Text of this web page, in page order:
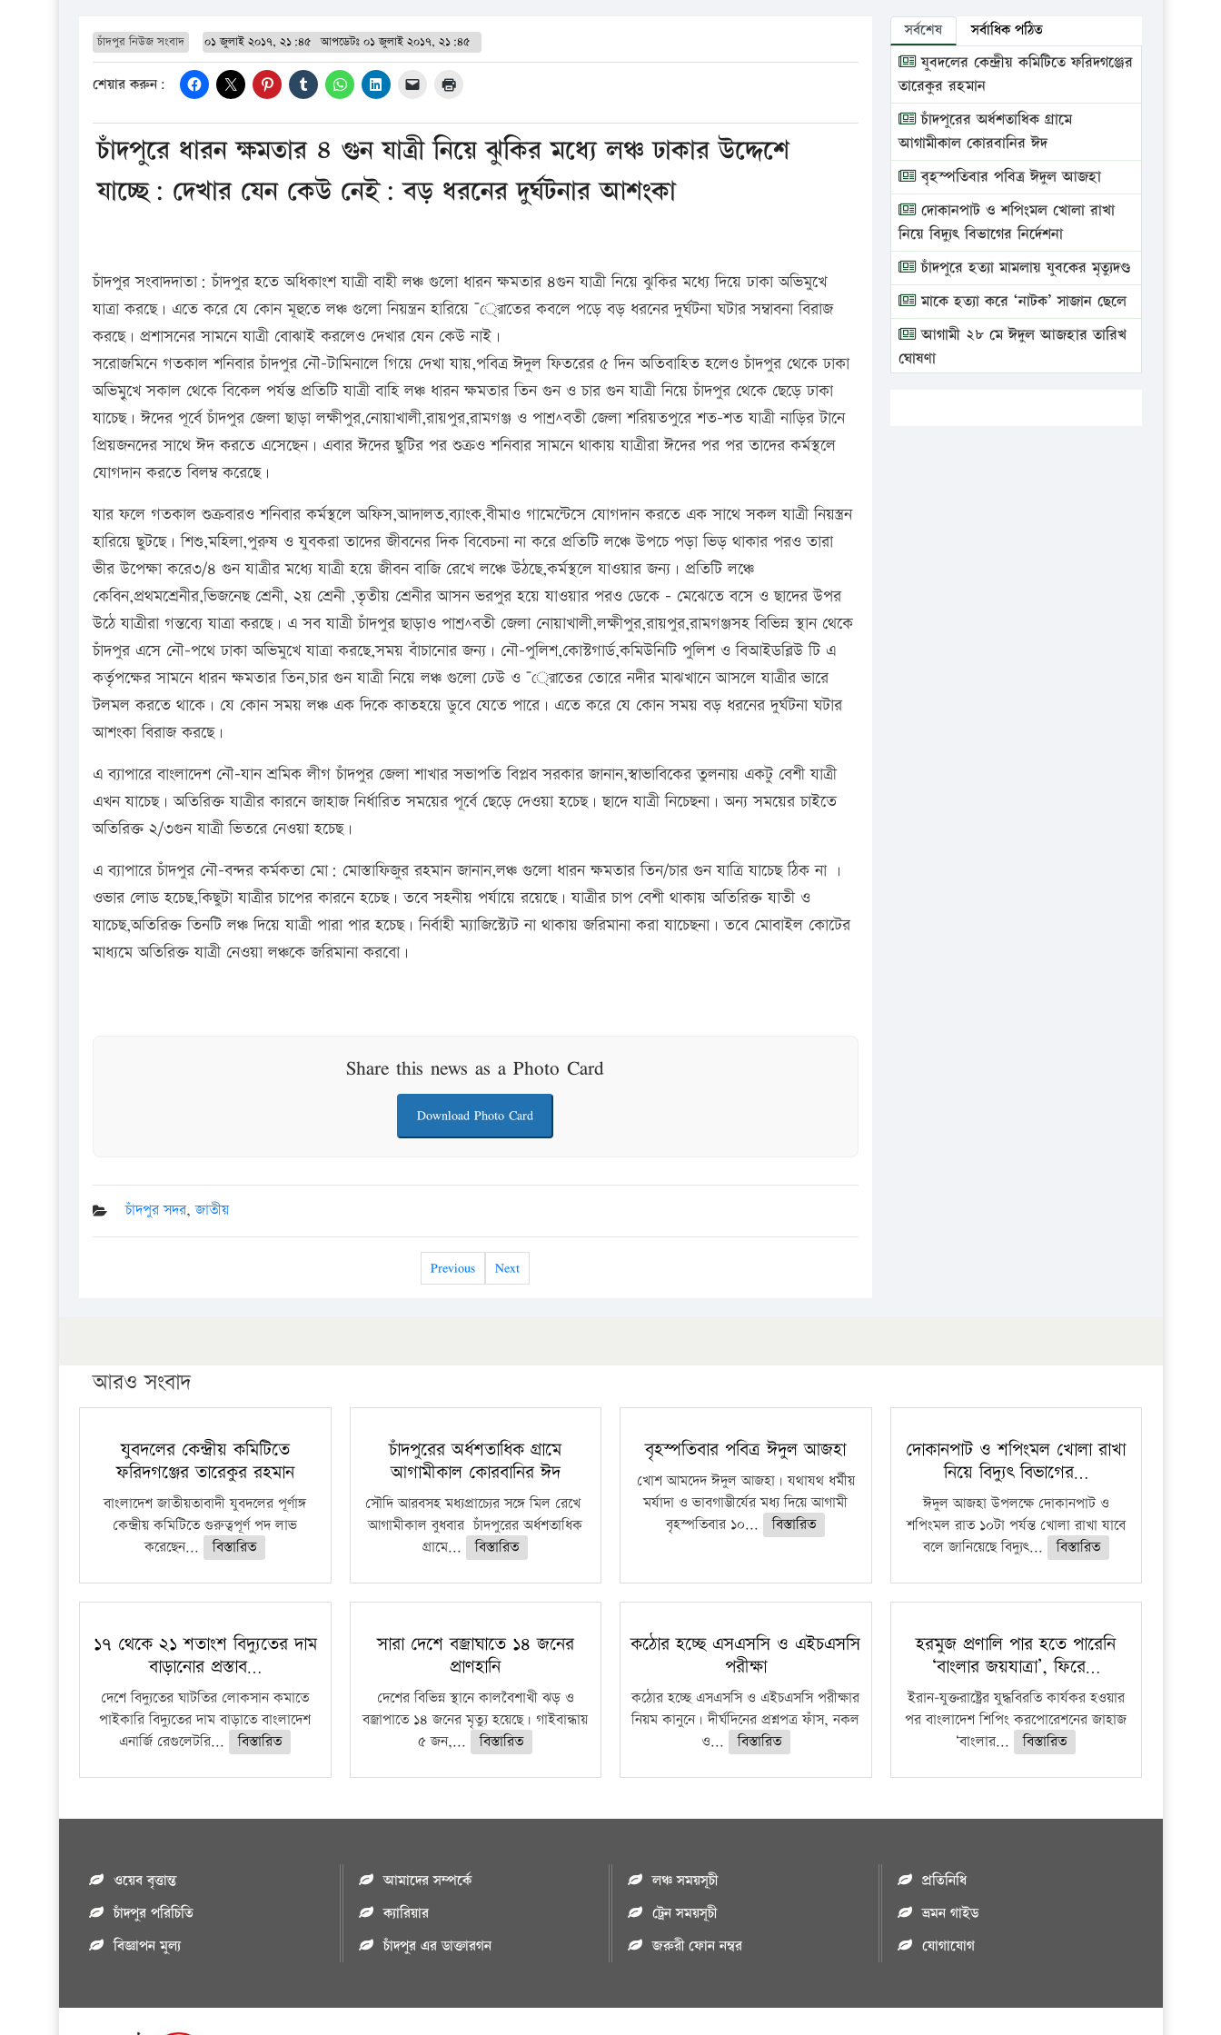
চাঁদপুর নিউজ সংবাদ ০১ জুলাই ২০১৭, ২১:৪৫ আপডেটঃ ০১ জুলাই ২০১৭, ২১:৪৫
শেয়ার করুন:
চাঁদপুরে ধারন ক্ষমতার ৪ গুন যাত্রী নিয়ে ঝুকির মধ্যে লঞ্চ ঢাকার উদ্দেশে
যাচ্ছে: দেখার যেন কেউ নেই: বড় ধরনের দুর্ঘটনার আশংকা
চাঁদপুর সংবাদদাতা: চাঁদপুর হতে অধিকাংশ যাত্রী বাহী লঞ্চ গুলো ধারন ক্ষমতার ৪গুন যাত্রী নিয়ে ঝুকির মধ্যে দিয়ে ঢাকা অভিমুখে
যাত্রা করছে। এতে করে যে কোন মূহুতে লঞ্চ গুলো নিয়ন্ত্রন হারিয়ে ¯্রােতের কবলে পড়ে বড় ধরনের দুর্ঘটনা ঘটার সম্বাবনা বিরাজ
করছে। প্রশাসনের সামনে যাত্রী বোঝাই করলেও দেখার যেন কেউ নাই।
সরোজমিনে গতকাল শনিবার চাঁদপুর নৌ-টামিনালে গিয়ে দেখা যায়,পবিত্র ঈদুল ফিতরের ৫ দিন অতিবাহিত হলেও চাঁদপুর থেকে ঢাকা
অভিমুৃখে সকাল থেকে বিকেল পর্যন্ত প্রতিটি যাত্রী বাহি লঞ্চ ধারন ক্ষমতার তিন গুন ও চার গুন যাত্রী নিয়ে চাঁদপুর থেকে ছেড়ে ঢাকা
যাচেছ। ঈদের পূর্বে চাঁদপুর জেলা ছাড়া লক্ষীপুর,নোয়াখালী,রায়পুর,রামগঞ্জ ও পাশর্^বতী জেলা শরিয়তপুরে শত-শত যাত্রী নাড়ির টানে
প্রিয়জনদের সাথে ঈদ করতে এসেছেন। এবার ঈদের ছুটির পর শুক্রও শনিবার সামনে থাকায় যাত্রীরা ঈদের পর পর তাদের কর্মস্থলে
যোগদান করতে বিলম্ব করেছে।
যার ফলে গতকাল শুক্রবারও শনিবার কর্মস্থলে অফিস,আদালত,ব্যাংক,বীমাও গামেন্টেসে যোগদান করতে এক সাথে সকল যাত্রী নিয়স্ত্রন
হারিয়ে ছুটছে। শিশু,মহিলা,পুরুষ ও যুবকরা তাদের জীবনের দিক বিবেচনা না করে প্রতিটি লঞ্চে উপচে পড়া ভিড় থাকার পরও তারা
ভীর উপেক্ষা করে৩/৪ গুন যাত্রীর মধ্যে যাত্রী হয়ে জীবন বাজি রেখে লঞ্চে উঠছে,কর্মস্থলে যাওয়ার জন্য। প্রতিটি লঞ্চে
কেবিন,প্রথমশ্রেনীর,ভিজনেছ শ্রেনী, ২য় শ্রেনী ,তৃতীয় শ্রেনীর আসন ভরপুর হয়ে যাওয়ার পরও ডেকে – মেঝেতে বসে ও ছাদের উপর
উঠে যাত্রীরা গন্তব্যে যাত্রা করছে। এ সব যাত্রী চাঁদপুর ছাড়াও পাশর্^বতী জেলা নোয়াখালী,লক্ষীপুর,রায়পুর,রামগঞ্জসহ বিভিন্ন স্থান থেকে
চাঁদপুর এসে নৌ-পথে ঢাকা অভিমুখে যাত্রা করছে,সময় বাঁচানোর জন্য। নৌ-পুলিশ,কোস্টগার্ড,কমিউনিটি পুলিশ ও বিআইডব্লিউ টি এ
কর্তৃপক্ষের সামনে ধারন ক্ষমতার তিন,চার গুন যাত্রী নিয়ে লঞ্চ গুলো ঢেউ ও ¯্রােতের তোরে নদীর মাঝখানে আসলে যাত্রীর ভারে
টলমল করতে থাকে। যে কোন সময় লঞ্চ এক দিকে কাতহয়ে ডুবে যেতে পারে। এতে করে যে কোন সময় বড় ধরনের দুর্ঘটনা ঘটার
আশংকা বিরাজ করছে।
এ ব্যাপারে বাংলাদেশ নৌ-যান শ্রমিক লীগ চাঁদপুর জেলা শাখার সভাপতি বিপ্লব সরকার জানান,স্বাভাবিকের তুলনায় একটু বেশী যাত্রী
এখন যাচেছ। অতিরিক্ত যাত্রীর কারনে জাহাজ নির্ধারিত সময়ের পূর্বে ছেড়ে দেওয়া হচেছ। ছাদে যাত্রী নিচেছনা। অন্য সময়ের চাইতে
অতিরিক্ত ২/৩গুন যাত্রী ভিতরে নেওয়া হচেছ।
এ ব্যাপারে চাঁদপুর নৌ-বন্দর কর্মকতা মো: মোস্তাফিজুর রহমান জানান,লঞ্চ গুলো ধারন ক্ষমতার তিন/চার গুন যাত্রি যাচেছ ঠিক না ।
ওভার লোড হচেছ,কিছুটা যাত্রীর চাপের কারনে হচেছ। তবে সহনীয় পর্যায়ে রয়েছে। যাত্রীর চাপ বেশী থাকায় অতিরিক্ত যাতী ও
যাচেছ,অতিরিক্ত তিনটি লঞ্চ দিয়ে যাত্রী পারা পার হচেছ। নির্বাহী ম্যাজিস্ট্যেট না থাকায় জরিমানা করা যাচেছনা। তবে মোবাইল কোটের
মাধ্যমে অতিরিক্ত যাত্রী নেওয়া লঞ্চকে জরিমানা করবো।
Share this news as a Photo Card
Download Photo Card
চাঁদপুর সদর,জাতীয়
Previous Next
সর্বশেষ সর্বাধিক পঠিত
যুবদলের কেন্দ্রীয় কমিটিতে ফরিদগঞ্জের
তারেকুর রহমান
চাঁদপুরের অর্ধশতাধিক গ্রামে
আগামীকাল কোরবানির ঈদ
বৃহস্পতিবার পবিত্র ঈদুল আজহা
দোকানপাট ও শপিংমল খোলা রাখা
নিয়ে বিদ্যুৎ বিভাগের নির্দেশনা
চাঁদপুরে হত্যা মামলায় যুবকের মৃত্যুদণ্ড
মাকে হত্যা করে ‘নাটক’ সাজান ছেলে
আগামী ২৮ মে ঈদুল আজহার তারিখ
ঘোষণা
আরও সংবাদ
যুবদলের কেন্দ্রীয় কমিটিতে
ফরিদগঞ্জের তারেকুর রহমান
বাংলাদেশ জাতীয়তাবাদী যুবদলের পূর্ণাঙ্গ
কেন্দ্রীয় কমিটিতে গুরুত্বপূর্ণ পদ লাভ
করেছেন...
বিস্তারিত
চাঁদপুরের অর্ধশতাধিক গ্রামে
আগামীকাল কোরবানির ঈদ
সৌদি আরবসহ মধ্যপ্রাচ্যের সঙ্গে মিল রেখে
আগামীকাল বুধবার চাঁদপুরের অর্ধশতাধিক
গ্রামে...
বিস্তারিত
বৃহস্পতিবার পবিত্র ঈদুল আজহা
খোশ আমদেদ ঈদুল আজহা। যথাযথ ধর্মীয়
মর্যাদা ও ভাবগাম্ভীর্যের মধ্য দিয়ে আগামী
বৃহস্পতিবার ১০...
বিস্তারিত
দোকানপাট ও শপিংমল খোলা রাখা
নিয়ে বিদ্যুৎ বিভাগের…
ঈদুল আজহা উপলক্ষে দোকানপাট ও
শপিংমল রাত ১০টা পর্যন্ত খোলা রাখা যাবে
বলে জানিয়েছে বিদ্যুৎ...
বিস্তারিত
১৭ থেকে ২১ শতাংশ বিদ্যুতের দাম
বাড়ানোর প্রস্তাব…
দেশে বিদ্যুতের ঘাটতির লোকসান কমাতে
পাইকারি বিদ্যুতের দাম বাড়াতে বাংলাদেশ
এনার্জি রেগুলেটরি...
বিস্তারিত
সারা দেশে বজ্রাঘাতে ১৪ জনের
প্রাণহানি
দেশের বিভিন্ন স্থানে কালবৈশাখী ঝড় ও
বজ্রাপাতে ১৪ জনের মৃত্যু হয়েছে। গাইবান্ধায়
৫ জন,...
বিস্তারিত
কঠোর হচ্ছে এসএসসি ও এইচএসসি
পরীক্ষা
কঠোর হচ্ছে এসএসসি ও এইচএসসি পরীক্ষার
নিয়ম কানুনে। দীর্ঘদিনের প্রশ্নপত্র ফাঁস, নকল
ও...
বিস্তারিত
হরমুজ প্রণালি পার হতে পারেনি
‘বাংলার জয়যাত্রা’, ফিরে…
ইরান-যুক্তরাষ্ট্রের যুদ্ধবিরতি কার্যকর হওয়ার
পর বাংলাদেশ শিপিং করপোরেশনের জাহাজ
‘বাংলার...
বিস্তারিত
ওয়েব বৃত্তান্ত
চাঁদপুর পরিচিতি
বিজ্ঞাপন মুল্য
আমাদের সম্পর্কে
ক্যারিয়ার
চাঁদপুর এর ডাক্তারগন
লঞ্চ সময়সূচী
ট্রেন সময়সূচী
জরুরী ফোন নম্বর
প্রতিনিধি
ভ্রমন গাইড
যোগাযোগ